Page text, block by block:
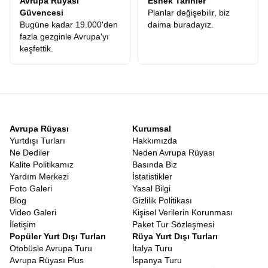
Ödediğiniz ücretin karşılığını, konforlu otellerde, leziz yemeklerde
ve en önemlisi ömür boyu unutamayacağınız anılarda fazlasıyla
alacağınızı garanti ediyoruz.
Uygun Fiyatlı Orta Asya Turu
Kaliteden ödün vermeden ekonomik bir seyahat planlamak
herkesin hakkıdır. Piyasadaki pek çok alternatifin aksine, gizli
ve profesyonel operasyon yönetimimiz sayesinde, maliyetleri
minimize ederek bu avantajı doğrudan misafirlerimize
yansıtıyoruz. Böylece rüya gibi bir tatil, ulaşılabilir bir gerçek
haline geliyor.
9 Günlük Orta Asya Turu
Modern yaşamın en büyük sorunu zamansızlıktır. Bu yüzden
programımızı, katılımcılarımızın kısıtlı zamanlarında maksimum
yeri görebilecekleri şekilde optimize ettik.
Orta Asya Turu 9 Gün
süren bu dopdolu programda, tek bir dakikanız bile boşa geçmez.
Her günün planı, yorucu olmayan ama bir o kadar da doyurucu
bir tempoda hazırlanmıştır. 9 günün sonunda geriye dönüp
baktığınızda, sanki aylardır oradaymışsınız gibi derin bir bağ
Güvencesi
Bugüne kadar 19.000'den
fazla gezginle Avrupa'yı
keşfettik.
Planlar değişebilir, biz
daima buradayız.
Avrupa Rüyası
Yurtdışı Turları
Ne Dediler
Kalite Politikamız
Yardım Merkezi
Foto Galeri
Blog
Video Galeri
İletişim
Kurumsal
Hakkımızda
Neden Avrupa Rüyası
Basında Biz
İstatistikler
Yasal Bilgi
Gizlilik Politikası
Kişisel Verilerin Korunması
Paket Tur Sözleşmesi
Popüler Yurt Dışı Turları
Otobüsle Avrupa Turu
Avrupa Rüyası Plus
Rüya Yurt Dışı Turları
İtalya Turu
İspanya Turu